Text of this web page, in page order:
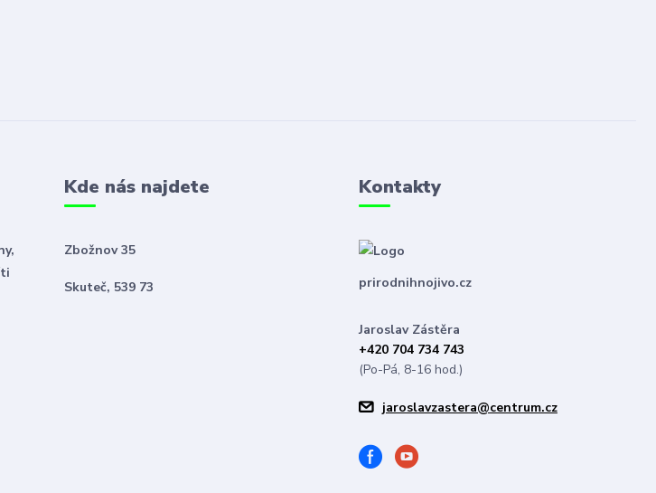
Kde nás najdete
Zbožnov 35
Skuteč, 539 73
Kontakty
prirodnihnojivo.cz
Jaroslav Zástěra
+420 704 734 743
(Po-Pá, 8-16 hod.)
jaroslavzastera@centrum.cz